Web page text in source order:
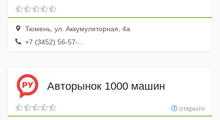
Тюмень, ул. Аккумуляторная, 4а
+7 (3452) 56-57-...
Авторынок 1000 машин
открыто